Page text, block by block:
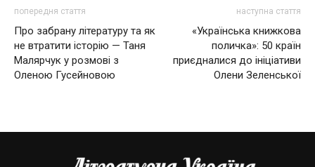
попередня стаття
Про забрану літературу та як
не втратити історію — Таня
Малярчук у розмові з
Оленою Гусейновою
наступна стаття
«Українська книжкова
поличка»: 50 країн
приєдналися до ініціативи
Олени Зеленської